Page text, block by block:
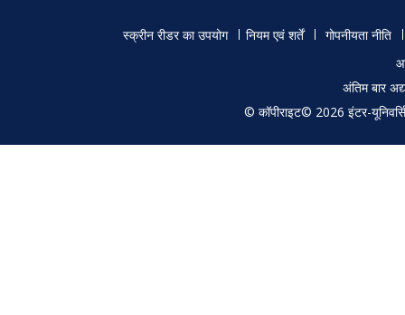
स्क्रीन रीडर का उपयोग नियम एवं शर्तें
गोपनीयता नीति
अंतिम बार
© कॉपीराइट© 2026 इंटर-